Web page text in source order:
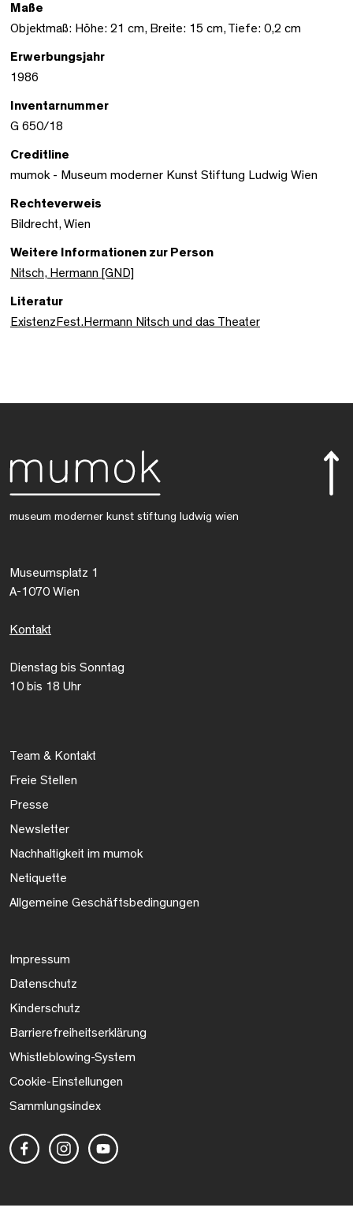
Maße
Objektmaß: Höhe: 21 cm, Breite: 15 cm, Tiefe: 0,2 cm
Erwerbungsjahr
1986
Inventarnummer
G 650/18
Creditline
mumok - Museum moderner Kunst Stiftung Ludwig Wien
Rechteverweis
Bildrecht, Wien
Weitere Informationen zur Person
Nitsch, Hermann [GND]
Literatur
ExistenzFest.Hermann Nitsch und das Theater
museum moderner kunst stiftung ludwig wien
Museumsplatz 1
A-1070 Wien
Kontakt
Dienstag bis Sonntag
10 bis 18 Uhr
Team & Kontakt
Freie Stellen
Presse
Newsletter
Nachhaltigkeit im mumok
Netiquette
Allgemeine Geschäftsbedingungen
Impressum
Datenschutz
Kinderschutz
Barrierefreiheitserklärung
Whistleblowing-System
Cookie-Einstellungen
Sammlungsindex